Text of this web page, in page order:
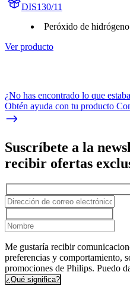
DIS130/11
Peróxido de
Ver producto
¿No has encontrado lo que
Obtén ayuda con tu producto
Suscríbete a la
recibir ofertas
Me gustaría recibir
preferencias y comportamiento,
promociones de Philips. Puedo
¿Qué significa?